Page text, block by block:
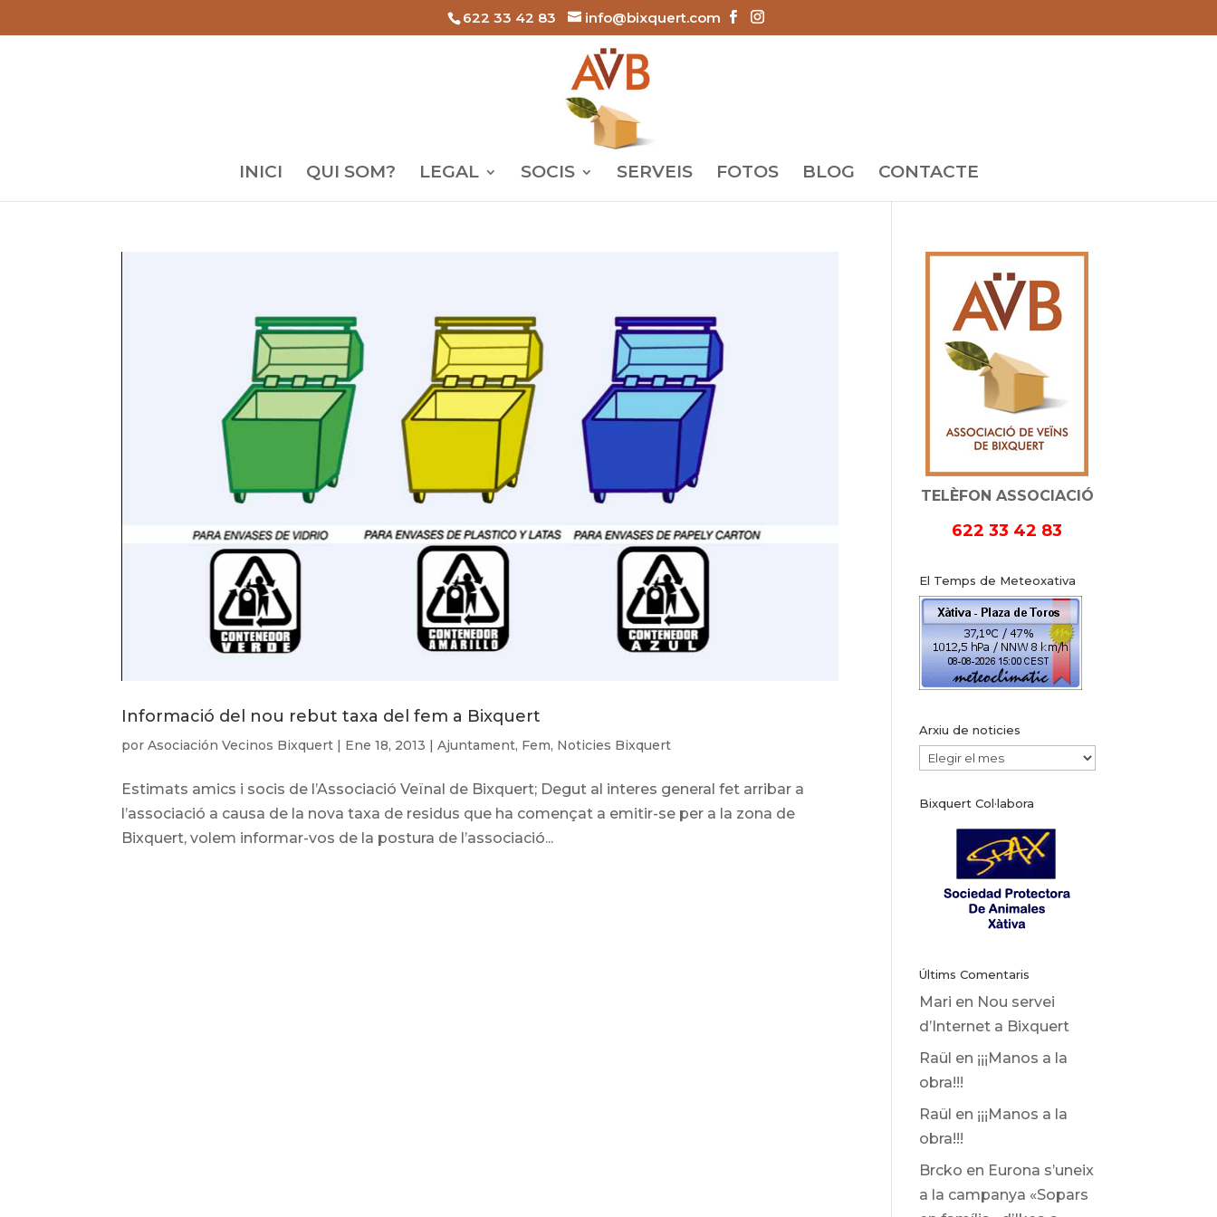
622 33 42 83 info@bixquert.com
INICI QUI SOM? LEGAL SOCIS SERVEIS FOTOS BLOG CONTACTE
Informació del nou rebut taxa del fem a Bixquert
porAsociación Vecinos Bixquert | Ene 18, 2013 |Ajuntament, Fem, Noticies Bixquert
Estimats amics i socis de l’Associació Veïnal de Bixquert; Degut al interes general fet arribar a
l’associació a causa de la nova taxa de residus que ha començat a emitir-se per a la zona de
Bixquert, volem informar-vos de la postura de l’associació...
TELÈFON ASSOCIACIÓ
622 33 42 83
El Temps de Meteoxativa
Arxiu de noticies
Arxiu
noticies
Bixquert Col·labora
Últims Comentaris
Mari en Nou servei
d’Internet a Bixquert
Raül en ¡¡¡Manos a la
obra!!!
Raül en ¡¡¡Manos a la
obra!!!
Brcko en Eurona s’uneix
a la campanya «Sopars